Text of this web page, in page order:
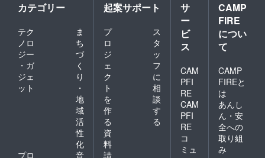
カテゴリー
テク
ノロ
ジー
・ガ
ジェ
ット
ま
ち
づ
く
り
・
地
域
活
性
化
プロ
音
起案サポート
プ
ロ
ジ
ェ
ク
ト
を
作
る
ス
タ
ッ
フ
に
相
談
す
る
資
料
請
サ
ー
ビ
ス
CAM
PFI
RE
CAM
PFI
RE
コ
ミュ
CAMP
FIRE
につい
て
CAMP
FIREと
は
あんし
ん・安
全への
取り組
み